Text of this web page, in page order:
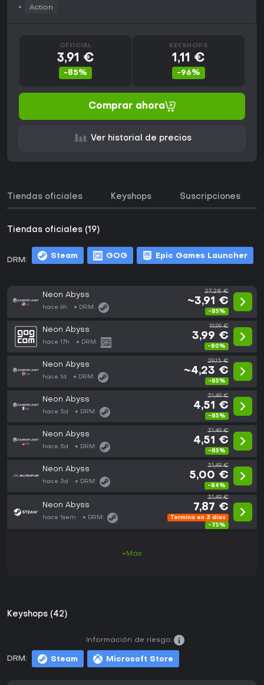
Action
OFFICIAL
3,91 €
-85%
KEYSHOPS
1,11 €
-96%
Comprar ahora
Ver historial de precios
Tiendas oficiales Keyshops Suscripciones
Tiendas oficiales (19)
DRM: Steam GOG Epic Games Launcher
Neon Abyss
hace 6h DRM:
27,28 €
~3,91 €
-85%
Neon Abyss
hace 17h DRM:
19,99 €
3,99 €
-80%
Neon Abyss
hace 1d DRM:
29,15 €
~4,23 €
-85%
Neon Abyss
hace 5d DRM:
31,49 €
4,51 €
-85%
Neon Abyss
hace 5d DRM:
31,49 €
4,51 €
-85%
Neon Abyss
hace 3d DRM:
31,49 €
5,00 €
-84%
Neon Abyss
hace 1sem DRM:
31,49 €
7,87 €
Termina en 3 días
-75%
+Más
Keyshops (42)
DRM: Steam Microsoft Store
Información de riesgo: